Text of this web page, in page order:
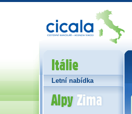
Itálie
Letní nabídka
Alpy Zima